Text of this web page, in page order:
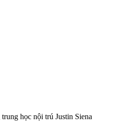
học nội trú Justin Siena